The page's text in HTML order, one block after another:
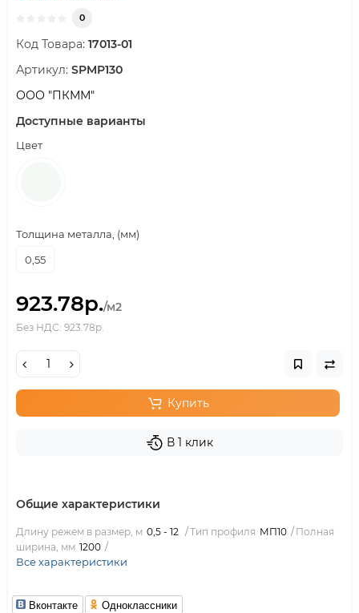
0
Код Товара: 17013-01
Артикул: SPMP130
ООО "ПКММ"
Доступные варианты
Цвет
Толщина металла, (мм)
0,55
923.78р./м2
Без НДС: 923.78р.
Купить
В 1 клик
Общие характеристики
Длину режем в размер, м 0,5 - 12 Тип профиля МП10
Полная
ширина, мм 1200
Все характеристики
Вконтакте Одноклассники